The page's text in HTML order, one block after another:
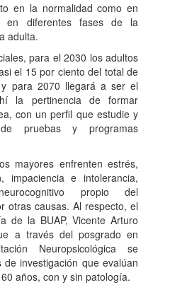
en la normalidad como en
en diferentes fases de la
adulta.
para el 2030 los adultos
el 15 por ciento del total de
para 2070 llegará a ser el
la pertinencia de formar
con un perfil que estudie y
pruebas y programas
mayores enfrenten estrés,
impaciencia e intolerancia,
propio del
otras causas. Al respecto, el
de la BUAP, Vicente Arturo
a través del posgrado en
Neuropsicológica se
investigación que evalúan
años, con y sin patología.